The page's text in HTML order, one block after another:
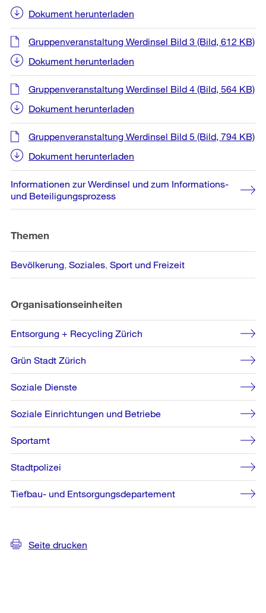
Dokument herunterladen
Gruppenveranstaltung Werdinsel Bild 3 (Bild, 612 KB)
Dokument herunterladen
Gruppenveranstaltung Werdinsel Bild 4 (Bild, 564 KB)
Dokument herunterladen
Gruppenveranstaltung Werdinsel Bild 5 (Bild, 794 KB)
Dokument herunterladen
Informationen zur Werdinsel und zum Informations-
und Beteiligungsprozess
Themen
Bevölkerung Soziales Sport und Freizeit
Organisationseinheiten
Entsorgung + Recycling Zürich
Grün Stadt Zürich
Soziale Dienste
Soziale Einrichtungen und Betriebe
Sportamt
Stadtpolizei
Tiefbau- und Entsorgungsdepartement
Seite drucken